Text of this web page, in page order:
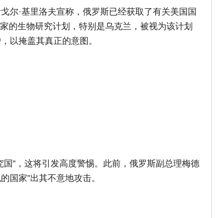
尔·基里洛夫宣称，俄罗斯已经获取了有关美国国
的生物研究计划，特别是乌克兰，被视为该计划
以掩盖其真正的意图。
”，这将引发高度警惕。此前，俄罗斯副总理梅德
国家”出其不意地攻击。